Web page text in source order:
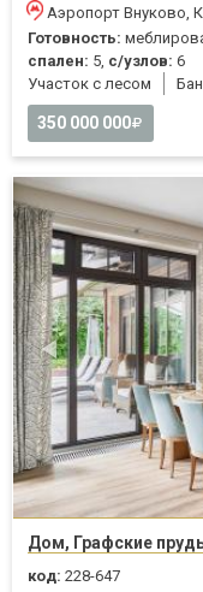
Аэропорт Внуково,
Готовность:
спален: 5, с/узлов: 6
Участок с лесом
350 000 000
Дом, Графские
код: 228-647